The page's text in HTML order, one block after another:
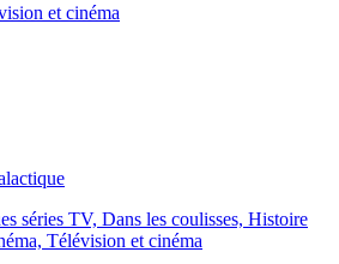
et cinéma
séries TV, Dans les coulisses, Histoire
Télévision et cinéma